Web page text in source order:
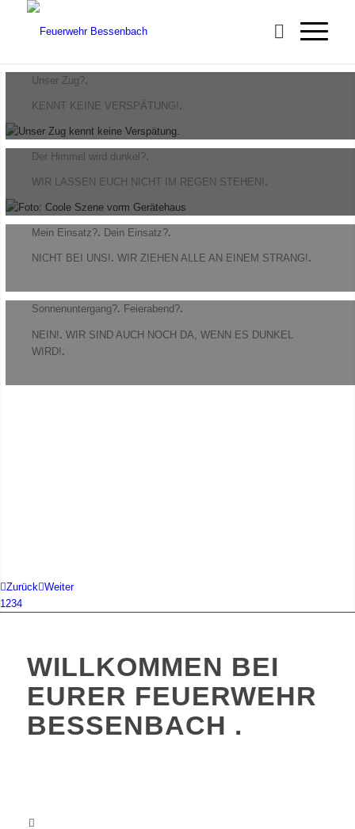
Unser Zug?.
KENNT KEINE VERSPÄTUNG! .
Der Himmel wird dunkel?.
WIR LASSEN EUCH NICHT IM REGEN STEHEN! .
Mein Einsatz?. Dein Einsatz?.
NICHT BEI UNS!. WIR ZIEHEN ALLE AN EINEM STRANG!.
Sonnenuntergang?. Feierabend?.
NEIN!. WIR SIND AUCH NOCH DA, WENN ES DUNKEL
WIRD!.
Zurück Weiter
1 234
WILLKOMMEN BEI
EURER FEUERWEHR
BESSENBACH .